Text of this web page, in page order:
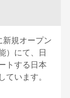
新規オープン
）にて、日
トする日本
ています。